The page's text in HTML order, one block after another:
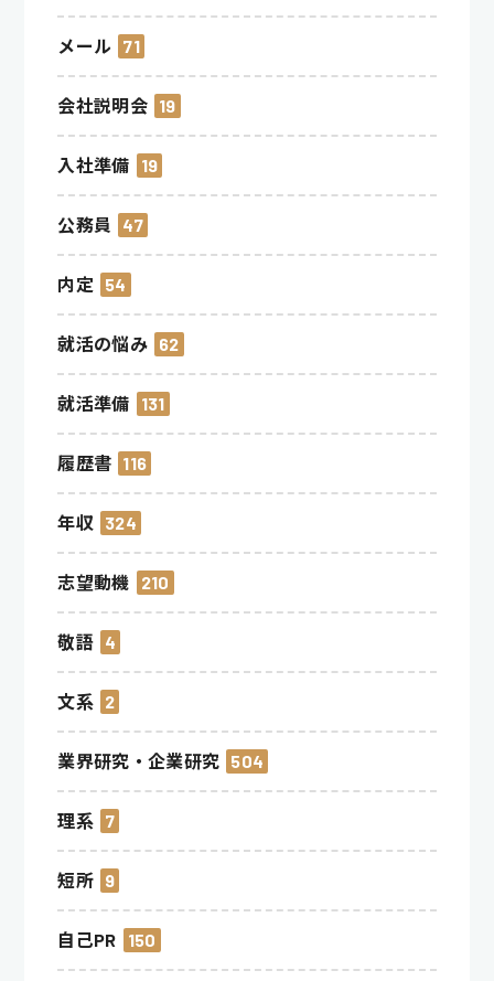
メール 71
会社説明会 19
入社準備 19
公務員 47
内定 54
就活の悩み 62
就活準備 131
履歴書 116
年収 324
志望動機 210
敬語 4
文系 2
業界研究・企業研究 504
理系 7
短所 9
自己PR 150